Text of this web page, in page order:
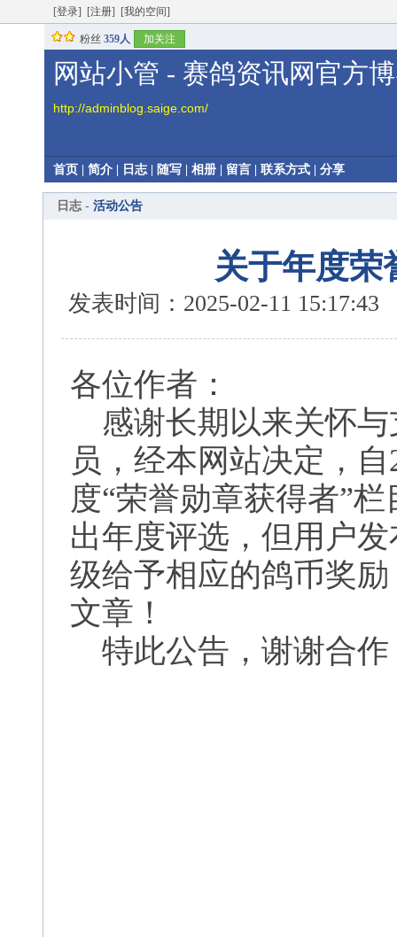
[登录] [注册] [我的空间]
粉丝 359人 加关注
网站小管 - 赛鸽资讯网官方
http://adminblog.saige.com/
首页 简介 日志| 随写 相册 留言 联系方式 分享
日志 - 活动公告
关于年度荣
发表时间：2025-02-11
各位作者：
感谢长期以来关怀与
员，经本网站决定，
度“荣誉勋章获得者”
出年度评选，但用户
级给予相应的鸽币奖
文章！
特此公告，谢谢合作